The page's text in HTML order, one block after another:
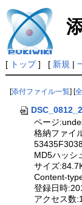
[ トップ] [ 新規 |
[添付ファイル一覧] [
ページ
格納ファイ
MD5ハッシ
サイズ
Content-
登録日時
アクセス数